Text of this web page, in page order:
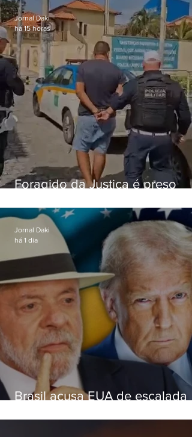
Foragido da Justiça é preso
RJ-106, em Maricá
Jornal Daki
há 15 horas
Brasil acusa EUA de escalada
embaixadora
Jornal Daki
há 1 dia